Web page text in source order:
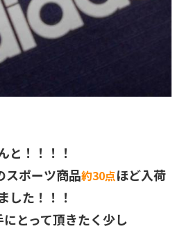
と！！！！
スポーツ商品約30点ほど入荷
した！！！
とって頂きたく少し